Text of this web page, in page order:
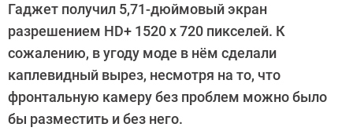
Кошик
Гаджет получил 5,71-дюймовый экран
разрешением HD+ 1520 х 720 пикселей. К
сожалению, в угоду моде в нём сделали
каплевидный вырез, несмотря на то, что
фронтальную камеру без проблем можно было
бы разместить и без него.